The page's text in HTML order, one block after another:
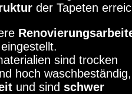
der Tapeten
sind trocken
hoch waschbeständig,
und sind schwer